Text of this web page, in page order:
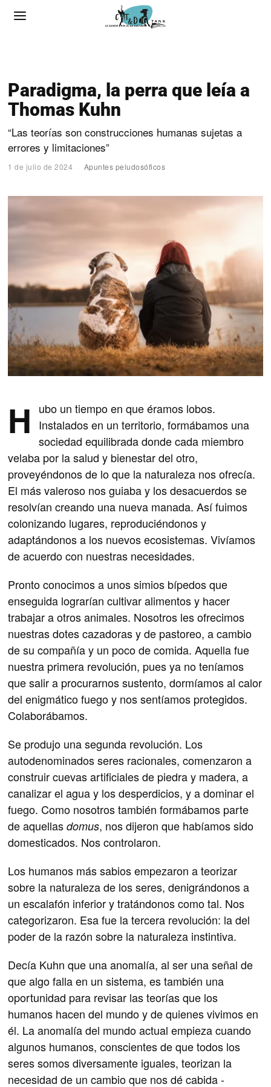
Paradigma, la perra que leía a
Thomas Kuhn
“Las teorías son construcciones humanas sujetas a
errores y limitaciones”
1 de julio de 2024 Apuntes peludosóficos
H
ubo un tiempo en que éramos lobos.
Instalados en un territorio, formábamos una
sociedad equilibrada donde cada miembro
velaba por la salud y bienestar del otro,
proveyéndonos de lo que la naturaleza nos ofrecía.
El más valeroso nos guiaba y los desacuerdos se
resolvían creando una nueva manada. Así fuimos
colonizando lugares, reproduciéndonos y
adaptándonos a los nuevos ecosistemas. Vivíamos
de acuerdo con nuestras necesidades.
Pronto conocimos a unos simios bípedos que
enseguida lograrían cultivar alimentos y hacer
trabajar a otros animales. Nosotros les ofrecimos
nuestras dotes cazadoras y de pastoreo, a cambio
de su compañía y un poco de comida. Aquella fue
nuestra primera revolución, pues ya no teníamos
que salir a procurarnos sustento, dormíamos al calor
del enigmático fuego y nos sentíamos protegidos.
Colaborábamos.
Se produjo una segunda revolución. Los
autodenominados seres racionales, comenzaron a
construir cuevas artificiales de piedra y madera, a
canalizar el agua y los desperdicios, y a dominar el
fuego. Como nosotros también formábamos parte
de aquellasdomus, nos dijeron que habíamos sido
domesticados. Nos controlaron.
Los humanos más sabios empezaron a teorizar
sobre la naturaleza de los seres, denigrándonos a
un escalafón inferior y tratándonos como tal. Nos
categorizaron. Esa fue la tercera revolución: la del
poder de la razón sobre la naturaleza instintiva.
Decía Kuhn que una anomalía, al ser una señal de
que algo falla en un sistema, es también una
oportunidad para revisar las teorías que los
humanos hacen del mundo y de quienes vivimos en
él. La anomalía del mundo actual empieza cuando
algunos humanos, conscientes de que todos los
seres somos diversamente iguales, teorizan la
necesidad de un cambio que nos dé cabida -